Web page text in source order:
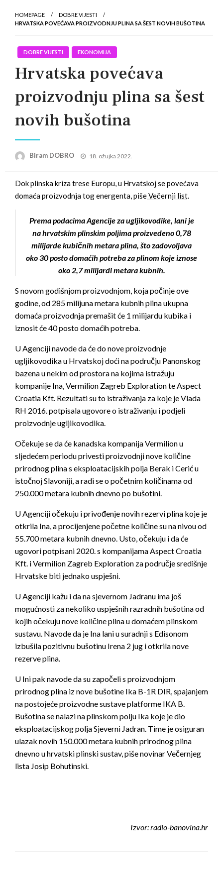
HOMEPAGE
DOBRE VIJESTI
HRVATSKA POVEĆAVA PROIZVODNJU PLINA SA ŠEST NOVIH BUŠOTINA
DOBRE VIJESTI EKONOMIJA
Hrvatska povećava
proizvodnju plina sa šest
novih bušotina
Biram DOBRO
Posted
18. ožujka 2022.
Dok plinska kriza trese Europu, u Hrvatskoj se povećava
domaća proizvodnja tog energenta, pišeVečernji list.
Prema podacima Agencije za ugljikovodike, lani je
na hrvatskim plinskim poljima proizvedeno 0,78
milijarde kubičnih metara plina, što zadovoljava
oko 30 posto domaćih potreba za plinom koje iznose
oko 2,7 milijardi metara kubnih.
S novom godišnjom proizvodnjom, koja počinje ove
godine, od 285 milijuna metara kubnih plina ukupna
domaća proizvodnja premašit će 1 milijardu kubika i
iznosit će 40 posto domaćih potreba.
U Agenciji navode da će do nove proizvodnje
ugljikovodika u Hrvatskoj doći na području Panonskog
bazena u nekim od prostora na kojima istražuju
kompanije Ina, Vermilion Zagreb Exploration te Aspect
Croatia Kft. Rezultati su to istraživanja za koje je Vlada
RH 2016. potpisala ugovore o istraživanju i podjeli
proizvodnje ugljikovodika.
Očekuje se da će kanadska kompanija Vermilion u
sljedećem periodu privesti proizvodnji nove količine
prirodnog plina s eksploatacijskih polja Berak i Cerić u
istočnoj Slavoniji, a radi se o početnim količinama od
250.000 metara kubnih dnevno po bušotini.
U Agenciji očekuju i privođenje novih rezervi plina koje je
otkrila Ina, a procijenjene početne količine su na nivou od
55.700 metara kubnih dnevno. Usto, očekuju i da će
ugovori potpisani 2020. s kompanijama Aspect Croatia
Kft. i Vermilion Zagreb Exploration za područje središnje
Hrvatske biti jednako uspješni.
U Agenciji kažu i da na sjevernom Jadranu ima još
mogućnosti za nekoliko uspješnih razradnih bušotina od
kojih očekuju nove količine plina u domaćem plinskom
sustavu. Navode da je Ina lani u suradnji s Edisonom
izbušila pozitivnu bušotinu Irena 2 jug i otkrila nove
rezerve plina.
U Ini pak navode da su započeli s proizvodnjom
prirodnog plina iz nove bušotine Ika B-1R DIR, spajanjem
na postojeće proizvodne sustave platforme IKA B.
Bušotina se nalazi na plinskom polju Ika koje je dio
eksploatacijskog polja Sjeverni Jadran. Time je osiguran
ulazak novih 150.000 metara kubnih prirodnog plina
dnevno u hrvatski plinski sustav, piše novinar Večernjeg
lista Josip Bohutinski.
Izvor: radio-banovina.hr